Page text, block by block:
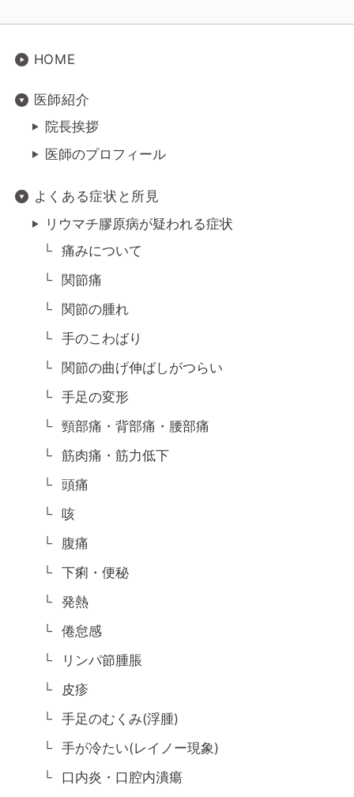
HOME
医師紹介
院長挨拶
医師のプロフィール
よくある症状と所見
リウマチ膠原病が疑われる症状
痛みについて
関節痛
関節の腫れ
手のこわばり
関節の曲げ伸ばしがつらい
手足の変形
頸部痛・背部痛・腰部痛
筋肉痛・筋力低下
頭痛
咳
腹痛
下痢・便秘
発熱
倦怠感
リンパ節腫脹
皮疹
手足のむくみ(浮腫)
手が冷たい(レイノー現象)
口内炎・口腔内潰瘍